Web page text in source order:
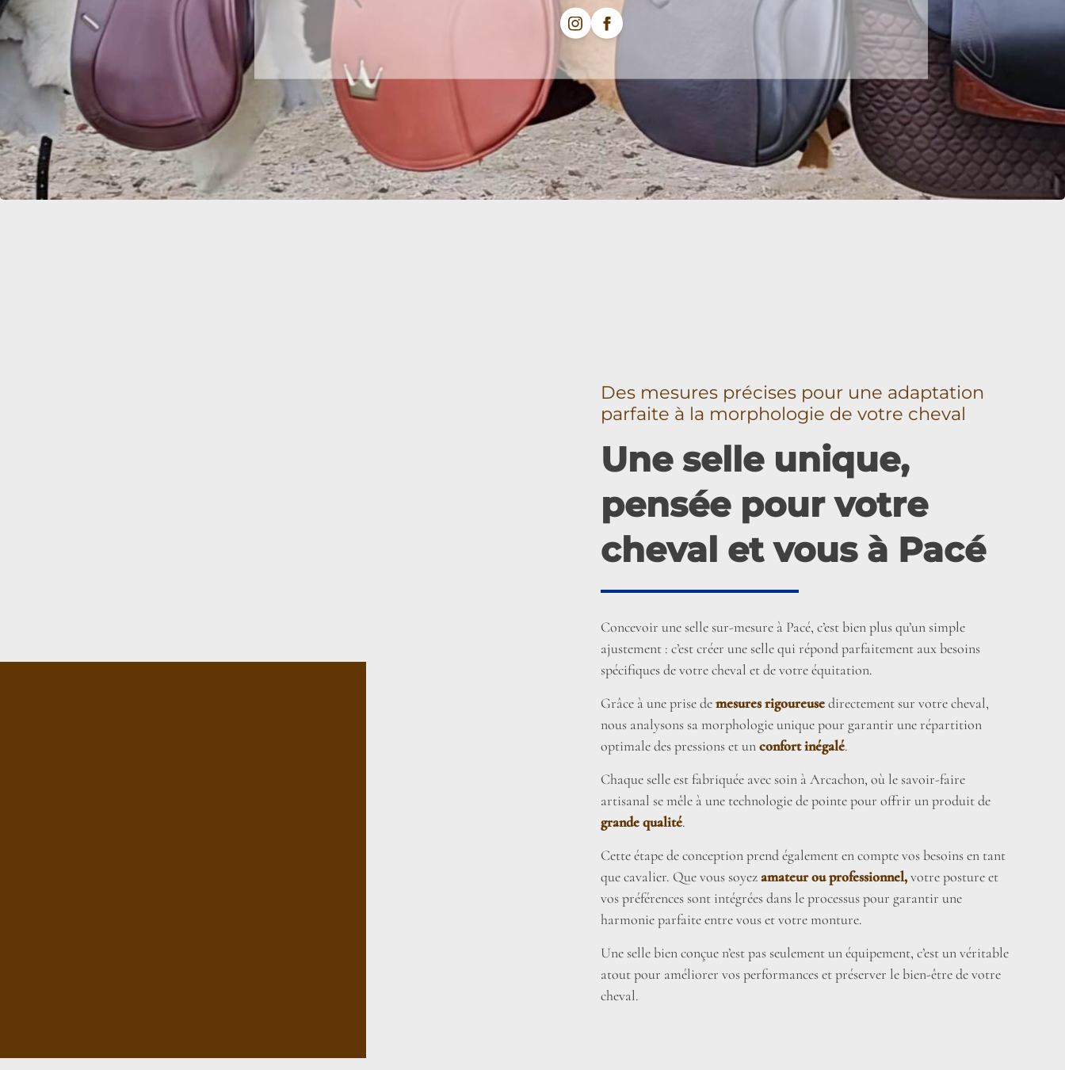
Des mesures précises pour une adaptation
parfaite à la morphologie de votre cheval
Une selle unique,
pensée pour votre
cheval et vous à Pacé
Concevoir une selle sur-mesure à Pacé, c’est bien plus qu’un simple
ajustement : c’est créer une selle qui répond parfaitement aux besoins
spécifiques de votre cheval et de votre équitation.
Grâce à une prise demesures rigoureusedirectement sur votre cheval,
nous analysons sa morphologie unique pour garantir une répartition
optimale des pressions et unconfort inégalé.
Chaque selle est fabriquée avec soin à Arcachon, où le savoir-faire
artisanal se mêle à une technologie de pointe pour offrir un produit de
grande qualité.
Cette étape de conception prend également en compte vos besoins en tant
que cavalier. Que vous soyezamateur ou professionnel,votre posture et
vos préférences sont intégrées dans le processus pour garantir une
harmonie parfaite entre vous et votre monture.
Une selle bien conçue n’est pas seulement un équipement, c’est un véritable
atout pour améliorer vos performances et préserver le bien-être de votre
cheval.